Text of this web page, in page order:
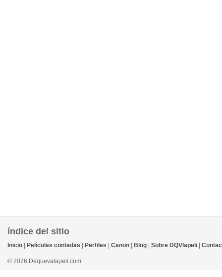
índice del sitio
Inicio Películas contadas Perfiles Canon Blog Sobre DQVlapeli
© 2026 Dequevalapeli.com